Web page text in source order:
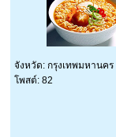
จังหวัด: กรุงเทพมหานคร
โพสต์: 82